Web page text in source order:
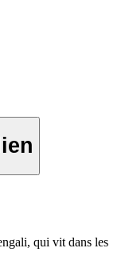
qui vit dans les